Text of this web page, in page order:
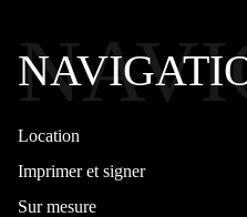
Location
Imprimer et signer
Sur mesure